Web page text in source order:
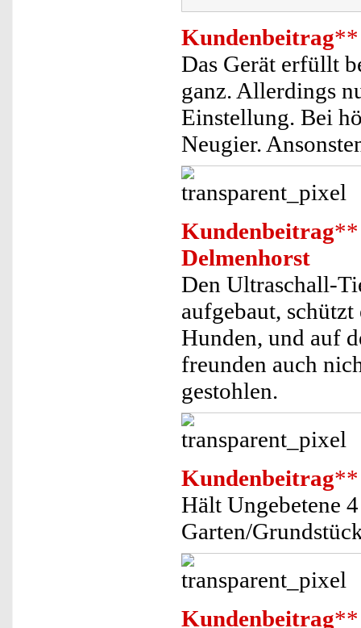
Kundenbeitrag**
Das Gerät erfüllt
ganz. Allerdings
Einstellung. Bei
Neugier.
Kundenbeitrag**
Delmenhorst
Den Ultraschall-
aufgebaut,
Hunden, und auf
freunden auch
gestohlen.
Kundenbeitrag**
Hält Ungebetene
Garten/
Kundenbeitrag**